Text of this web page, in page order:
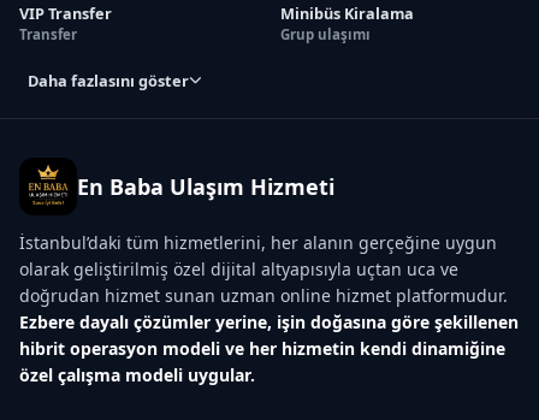
VIP Transfer
Transfer
Minibüs Kiralama
Grup ulaşımı
Daha fazlasını göster
En Baba Ulaşım Hizmeti
İstanbul’daki tüm hizmetlerini, her alanın gerçeğine uygun
olarak geliştirilmiş özel dijital altyapısıyla uçtan uca ve
doğrudan hizmet sunan uzman online hizmet platformudur.
Ezbere dayalı çözümler yerine, işin doğasına göre şekillenen
hibrit operasyon modeli ve her hizmetin kendi dinamiğine
özel çalışma modeli uygular.